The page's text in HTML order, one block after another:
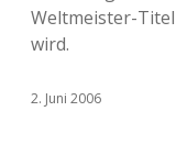
Weltmeister-
wird.
2. Juni 2006